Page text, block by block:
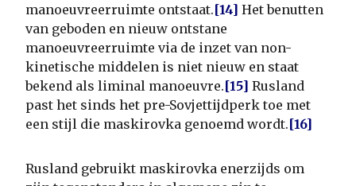
manoeuvreerruimte ontstaat.[14] Het benutten
van geboden en nieuw ontstane
manoeuvreerruimte via de inzet van non-
kinetische middelen is niet nieuw en staat
bekend als liminal manoeuvre.[15] Rusland
past het sinds het pre-Sovjettijdperk toe met
een stijl die maskirovka genoemd wordt.[16]
Rusland gebruikt maskirovka enerzijds om